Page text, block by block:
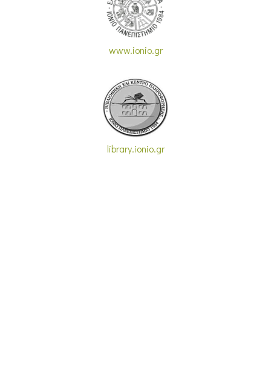
www.ionio.gr
library.ionio.gr